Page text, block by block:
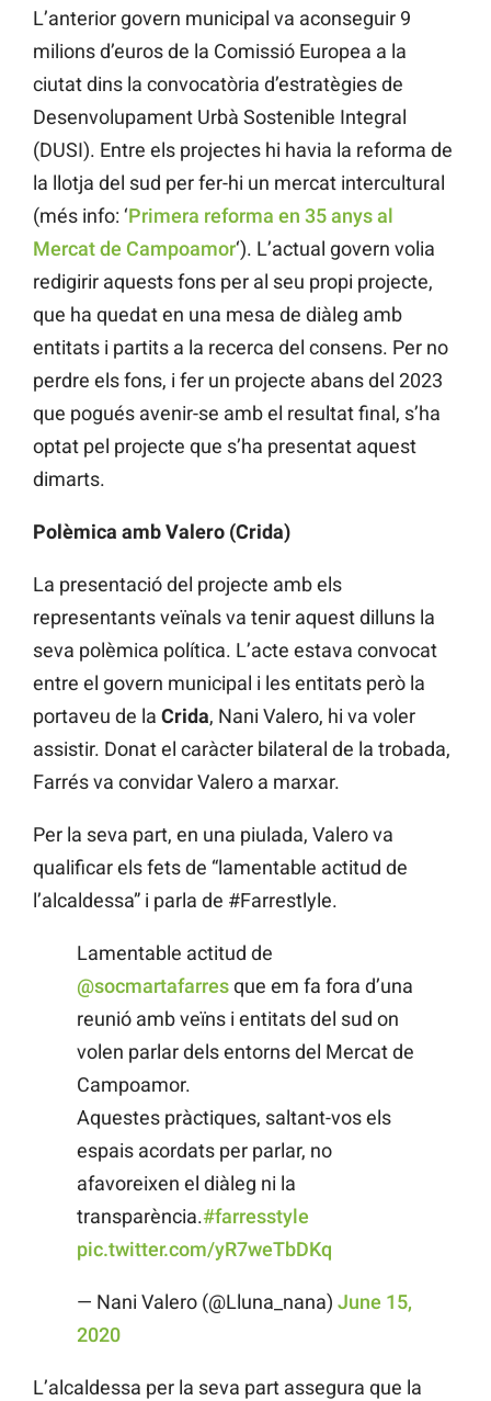
L’anterior govern municipal va aconseguir 9
milions d’euros de la Comissió Europea a la
ciutat dins la convocatòria d’estratègies de
Desenvolupament Urbà Sostenible Integral
(DUSI). Entre els projectes hi havia la reforma de
la llotja del sud per fer-hi un mercat intercultural
(més info: ‘Primera reforma en 35 anys al
Mercat de Campoamor‘). L’actual govern volia
redigirir aquests fons per al seu propi projecte,
que ha quedat en una mesa de diàleg amb
entitats i partits a la recerca del consens. Per no
perdre els fons, i fer un projecte abans del 2023
que pogués avenir-se amb el resultat final, s’ha
optat pel projecte que s’ha presentat aquest
dimarts.
Polèmica amb Valero (Crida)
La presentació del projecte amb els
representants veïnals va tenir aquest dilluns la
seva polèmica política. L’acte estava convocat
entre el govern municipal i les entitats però la
portaveu de la Crida, Nani Valero, hi va voler
assistir. Donat el caràcter bilateral de la trobada,
Farrés va convidar Valero a marxar.
Per la seva part, en una piulada, Valero va
qualificar els fets de “lamentable actitud de
l’alcaldessa” i parla de #Farrestlyle.
Lamentable actitud de
@socmartafarresque em fa fora d’una
reunió amb veïns i entitats del sud on
volen parlar dels entorns del Mercat de
Campoamor.
Aquestes pràctiques, saltant-vos els
espais acordats per parlar, no
afavoreixen el diàleg ni la
transparència.#farresstyle
pic.twitter.com/yR7weTbDKq
— Nani Valero (@Lluna_nana) June 15,
2020
L’alcaldessa per la seva part assegura que la